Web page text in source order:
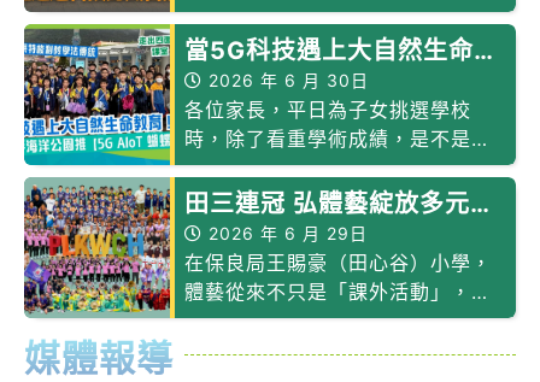
到結蛹，再到破繭成蝶的成長過
程，能觸發學生對自然生態的好奇
心。
當5G科技遇上大自然生命教
育！CMHK攜手海洋公園推
【5G AIoT 生態蝴蝶園】
保良局王賜豪（田心谷）小
學打破蒙特梭利教學法傳統
2026 年 6 月 30日
各位家長，平日為子女挑選學校
時，除了看重學術成績，是不是也
希望小朋友能在一個有溫度、動靜
皆宜的學習環境中成長？
田三連冠 弘體藝綻放多元育
全人2026 年 6 月 29日
在保良局王賜豪（田心谷）小學，
體藝從來不只是「課外活動」，而
是學校培育學生全人發展的重要平
台。
媒體報導